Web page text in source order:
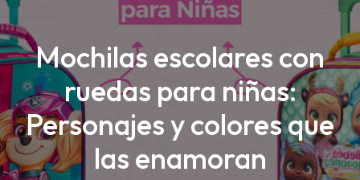
Mochilas escolares con
ruedas para niñas:
Personajes y colores que
las enamoran